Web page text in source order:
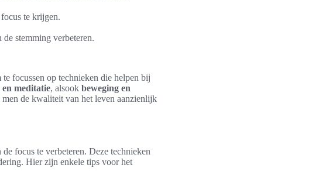
te krijgen.
stemming verbeteren.
focussen op technieken die helpen bij
meditatie, alsook beweging en
de kwaliteit van het leven aanzienlijk
focus te verbeteren. Deze technieken
Hier zijn enkele tips voor het